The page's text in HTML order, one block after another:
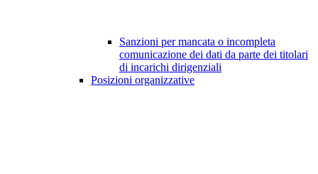
Sanzioni per mancata o incompleta
comunicazione dei dati da parte dei titolari
di incarichi dirigenziali
Posizioni organizzative